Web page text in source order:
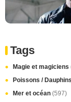
Tags
Magie et magiciens
Poissons /
Mer et océan (597)